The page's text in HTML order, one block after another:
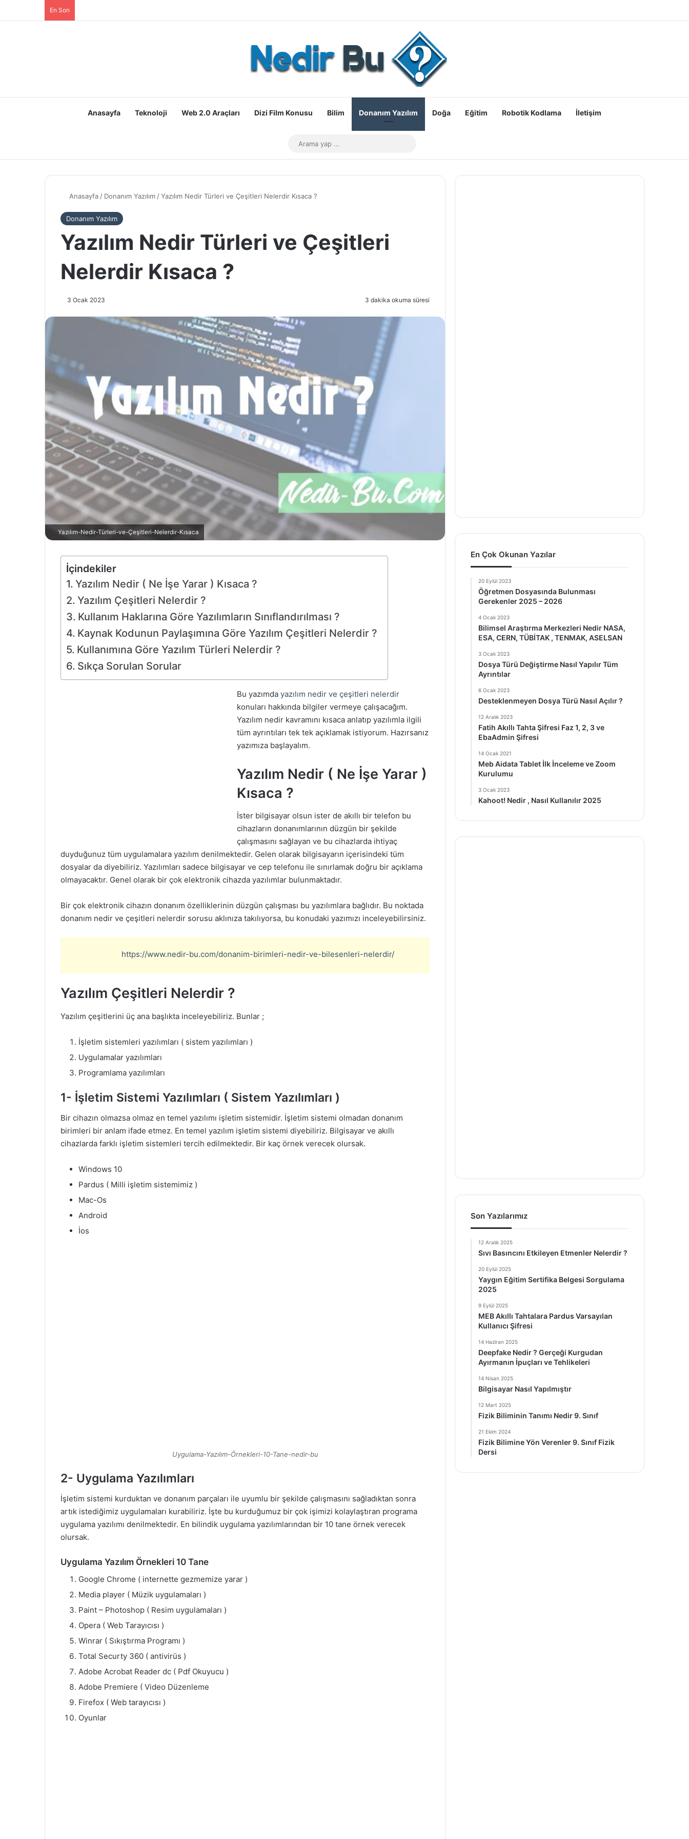
En Son
Anasayfa Teknoloji Web 2.0 Araçları Dizi Film Konusu Bilim Donanım Yazılım Doğa Eğitim Robotik Kodlama İletişim
Dış görünümü değiştir
yap
Anasayfa / Donanım Yazılım /Yazılım Nedir Türleri ve Çeşitleri Nelerdir Kısaca ?
Donanım Yazılım
Yazılım Nedir Türleri ve Çeşitleri
Nelerdir Kısaca ?
3 Ocak 2023 3 dakika okuma süresi
Yazılım-Nedir-Türleri-ve-Çeşitleri-Nelerdir-Kısaca
İçindekiler
Yazılım Nedir ( Ne İşe Yarar ) Kısaca ?
Yazılım Çeşitleri Nelerdir ?
Kullanım Haklarına Göre Yazılımların Sınıflandırılması ?
Kaynak Kodunun Paylaşımına Göre Yazılım Çeşitleri Nelerdir ?
Kullanımına Göre Yazılım Türleri Nelerdir ?
Sıkça Sorulan Sorular
Bu yazımda yazılım nedir ve çeşitleri nelerdir
konuları hakkında bilgiler vermeye çalışacağım.
Yazılım nedir kavramını kısaca anlatıp yazılımla ilgili
tüm ayrıntıları tek tek açıklamak istiyorum. Hazırsanız
yazımıza başlayalım.
Yazılım Nedir ( Ne İşe Yarar )
Kısaca ?
İster bilgisayar olsun ister de akıllı bir telefon bu
cihazların donanımlarının düzgün bir şekilde
çalışmasını sağlayan ve bu cihazlarda ihtiyaç
duyduğunuz tüm uygulamalara yazılım denilmektedir. Gelen olarak bilgisayarın içerisindeki tüm
dosyalar da diyebiliriz. Yazılımları sadece bilgisayar ve cep telefonu ile sınırlamak doğru bir açıklama
olmayacaktır. Genel olarak bir çok elektronik cihazda yazılımlar bulunmaktadır.
Bir çok elektronik cihazın donanım özelliklerinin düzgün çalışması bu yazılımlara bağlıdır. Bu noktada
donanım nedir ve çeşitleri nelerdir sorusu aklınıza takılıyorsa, bu konudaki yazımızı inceleyebilirsiniz.
https://www.nedir-bu.com/donanim-birimleri-nedir-ve-bilesenleri-nelerdir/
Yazılım Çeşitleri Nelerdir ?
Yazılım çeşitlerini üç ana başlıkta inceleyebiliriz. Bunlar ;
İşletim sistemleri yazılımları ( sistem yazılımları )
Uygulamalar yazılımları
Programlama yazılımları
1- İşletim Sistemi Yazılımları ( Sistem Yazılımları )
Bir cihazın olmazsa olmaz en temel yazılımı işletim sistemidir. İşletim sistemi olmadan donanım
birimleri bir anlam ifade etmez. En temel yazılım işletim sistemi diyebiliriz. Bilgisayar ve akıllı
cihazlarda farklı işletim sistemleri tercih edilmektedir. Bir kaç örnek verecek olursak.
Windows 10
Pardus ( Milli işletim sistemimiz )
Mac-Os
Android
İos
Uygulama-Yazılım-Örnekleri-10-Tane-nedir-bu
2- Uygulama Yazılımları
İşletim sistemi kurduktan ve donanım parçaları ile uyumlu bir şekilde çalışmasını sağladıktan sonra
artık istediğimiz uygulamaları kurabiliriz. İşte bu kurduğumuz bir çok işimizi kolaylaştıran programa
uygulama yazılımı denilmektedir. En bilindik uygulama yazılımlarından bir 10 tane örnek verecek
olursak.
Uygulama Yazılım Örnekleri 10 Tane
Google Chrome ( internette gezmemize yarar )
Media player ( Müzik uygulamaları )
Paint – Photoshop ( Resim uygulamaları )
Opera ( Web Tarayıcısı )
Winrar ( Sıkıştırma Programı )
Total Securty 360 ( antivirüs )
Adobe Acrobat Reader dc ( Pdf Okuyucu )
Adobe Premiere ( Video Düzenleme
Firefox ( Web tarayıcısı )
Oyunlar
En Çok Okunan Yazılar
20 Eylül 2023
Öğretmen Dosyasında Bulunması
Gerekenler 2025 – 2026
4 Ocak 2023
Bilimsel Araştırma Merkezleri Nedir NASA,
ESA, CERN, TÜBİTAK , TENMAK, ASELSAN
3 Ocak 2023
Dosya Türü Değiştirme Nasıl Yapılır Tüm
Ayrıntılar
6 Ocak 2023
Desteklenmeyen Dosya Türü Nasıl Açılır ?
12 Aralık 2023
Fatih Akıllı Tahta Şifresi Faz 1, 2, 3 ve
EbaAdmin Şifresi
14 Ocak 2021
Meb Aidata Tablet İlk İnceleme ve Zoom
Kurulumu
3 Ocak 2023
Kahoot! Nedir , Nasıl Kullanılır 2025
Son Yazılarımız
12 Aralık 2025
Sıvı Basıncını Etkileyen Etmenler Nelerdir ?
20 Eylül 2025
Yaygın Eğitim Sertifika Belgesi Sorgulama
2025
9 Eylül 2025
MEB Akıllı Tahtalara Pardus Varsayılan
Kullanıcı Şifresi
14 Haziran 2025
Deepfake Nedir ? Gerçeği Kurgudan
Ayırmanın İpuçları ve Tehlikeleri
14 Nisan 2025
Bilgisayar Nasıl Yapılmıştır
12 Mart 2025
Fizik Biliminin Tanımı Nedir 9. Sınıf
21 Ekim 2024
Fizik Bilimine Yön Verenler 9. Sınıf Fizik
Dersi